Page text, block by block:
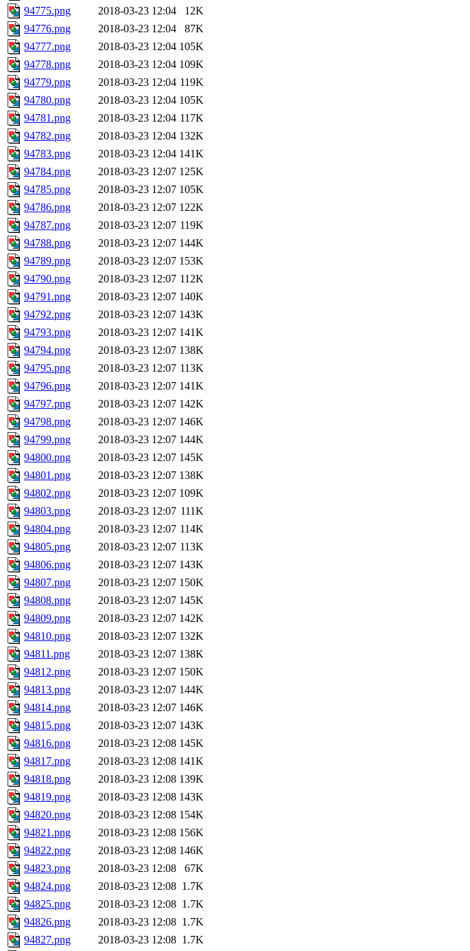
94775.png
2018-03-23 12:04
12K
94776.png
2018-03-23 12:04
87K
94777.png
2018-03-23 12:04 105K
94778.png
2018-03-23 12:04 109K
94779.png
2018-03-23 12:04 119K
94780.png
2018-03-23 12:04 105K
94781.png
2018-03-23 12:04 117K
94782.png
2018-03-23 12:04 132K
94783.png
2018-03-23 12:04 141K
94784.png
2018-03-23 12:07 125K
94785.png
2018-03-23 12:07 105K
94786.png
2018-03-23 12:07 122K
94787.png
2018-03-23 12:07 119K
94788.png
2018-03-23 12:07 144K
94789.png
2018-03-23 12:07 153K
94790.png
2018-03-23 12:07 112K
94791.png
2018-03-23 12:07 140K
94792.png
2018-03-23 12:07 143K
94793.png
2018-03-23 12:07 141K
94794.png
2018-03-23 12:07 138K
94795.png
2018-03-23 12:07 113K
94796.png
2018-03-23 12:07 141K
94797.png
2018-03-23 12:07 142K
94798.png
2018-03-23 12:07 146K
94799.png
2018-03-23 12:07 144K
94800.png
2018-03-23 12:07 145K
94801.png
2018-03-23 12:07 138K
94802.png
2018-03-23 12:07 109K
94803.png
2018-03-23 12:07 111K
94804.png
2018-03-23 12:07 114K
94805.png
2018-03-23 12:07 113K
94806.png
2018-03-23 12:07 143K
94807.png
2018-03-23 12:07 150K
94808.png
2018-03-23 12:07 145K
94809.png
2018-03-23 12:07 142K
94810.png
2018-03-23 12:07 132K
94811.png
2018-03-23 12:07 138K
94812.png
2018-03-23 12:07 150K
94813.png
2018-03-23 12:07 144K
94814.png
2018-03-23 12:07 146K
94815.png
2018-03-23 12:07 143K
94816.png
2018-03-23 12:08 145K
94817.png
2018-03-23 12:08 141K
94818.png
2018-03-23 12:08 139K
94819.png
2018-03-23 12:08 143K
94820.png
2018-03-23 12:08 154K
94821.png
2018-03-23 12:08 156K
94822.png
2018-03-23 12:08 146K
94823.png
2018-03-23 12:08
67K
94824.png
2018-03-23 12:08 1.7K
94825.png
2018-03-23 12:08 1.7K
94826.png
2018-03-23 12:08 1.7K
94827.png
2018-03-23 12:08 1.7K